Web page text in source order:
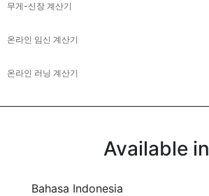
무게-신장 계산기
온라인 임신 계산기
온라인 러닝 계산기
Available in
Bahasa Indonesia